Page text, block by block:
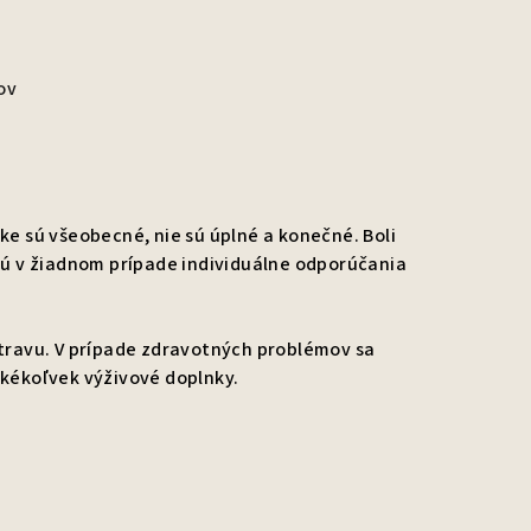
sú všeobecné, nie sú úplné a konečné. Boli
v žiadnom prípade individuálne odporúčania
V prípade zdravotných problémov sa
výživové doplnky.